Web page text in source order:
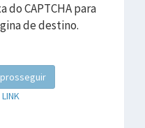
do CAPTCHA para
de destino.